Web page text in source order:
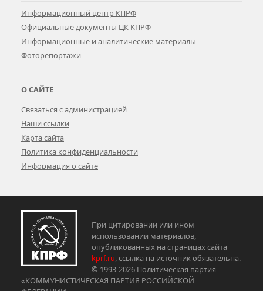
Информационный центр КПРФ
Официальные документы ЦК КПРФ
Информационные и аналитические материалы
Фоторепортажи
О САЙТЕ
Связаться с администрацией
Наши ссылки
Карта сайта
Политика конфиденциальности
Информация о сайте
При цитировании или ином
использовании материалов,
опубликованных на страницах сайта
kprf.ru, ссылка на источник обязательна.
© 1993-2026 Политическая партия
«КОММУНИСТИЧЕСКАЯ ПАРТИЯ РОССИЙСКОЙ